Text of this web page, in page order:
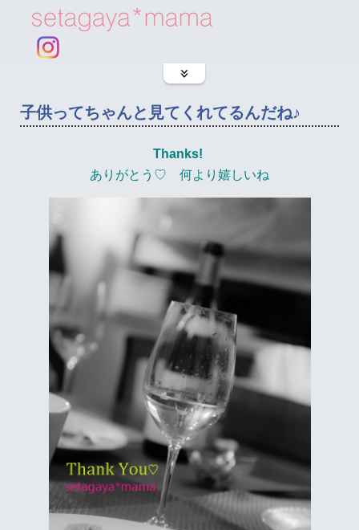
子供ってちゃんと見てくれてるんだね♪
Thanks!
ありがとう♡ 何より嬉しいね